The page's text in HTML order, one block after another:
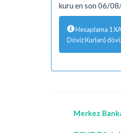
kuru en son 06/
Hesaplama 1
Döviz Kurları)
Merkez